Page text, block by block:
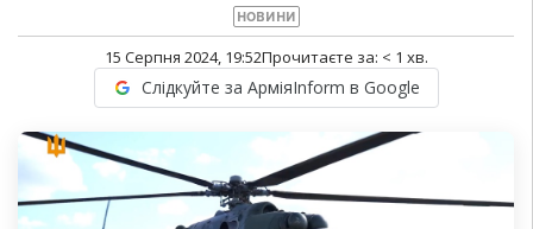
НОВИНИ
15 Серпня 2024, 19:52Прочитаєте за: < 1 хв.
Слідкуйте за АрміяInform в Google